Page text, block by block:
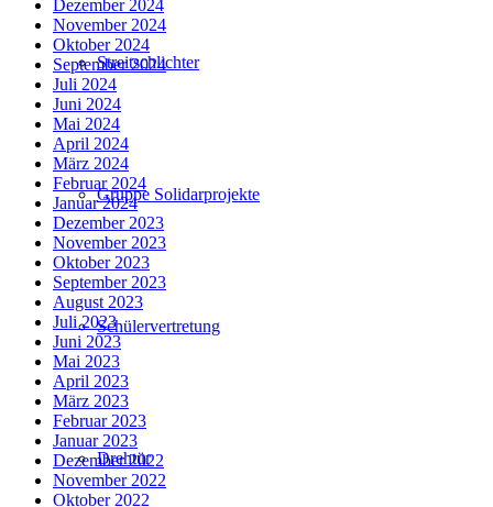
Streitschlichter
Gruppe Solidarprojekte
Schülervertretung
Drehtür
Dezember 2024
November 2024
Oktober 2024
September 2024
Juli 2024
Juni 2024
Mai 2024
April 2024
März 2024
Februar 2024
Januar 2024
Dezember 2023
November 2023
Oktober 2023
September 2023
August 2023
Juli 2023
Juni 2023
Mai 2023
April 2023
März 2023
Februar 2023
Januar 2023
Dezember 2022
November 2022
Oktober 2022